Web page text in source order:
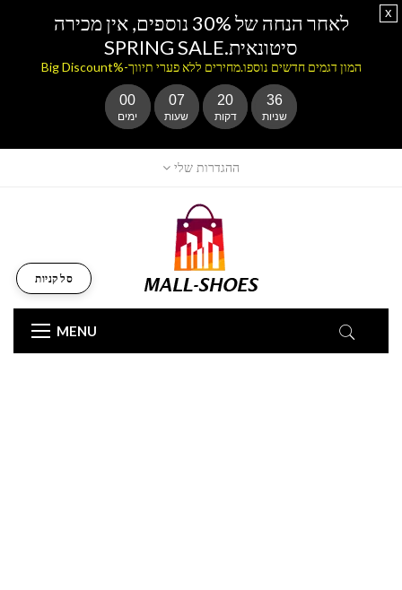
ההגדרות שלי
MENU
סל קניות
לאחר הנחה של 30% נוספים, אין מכירה
סיטונאית.SPRING SALE
המון דגמים חדשים נוספו.מחירים ללא פערי תיווך-%Big Discount
00
ימים
07
שעות
20
דקות
36
שניות
x